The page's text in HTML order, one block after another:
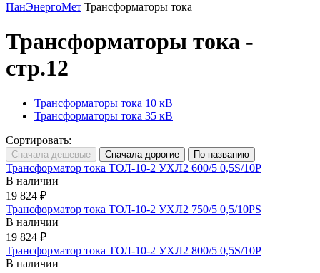
ПанЭнергоМет Трансформаторы тока
Трансформаторы тока -
стр.12
Трансформаторы тока 10 кВ
Трансформаторы тока 35 кВ
Сортировать:
Трансформатор тока ТОЛ-10-2 УХЛ2 600/5 0,5S/10Р
В наличии
19 824 ₽
Трансформатор тока ТОЛ-10-2 УХЛ2 750/5 0,5/10РS
В наличии
19 824 ₽
Трансформатор тока ТОЛ-10-2 УХЛ2 800/5 0,5S/10Р
В наличии